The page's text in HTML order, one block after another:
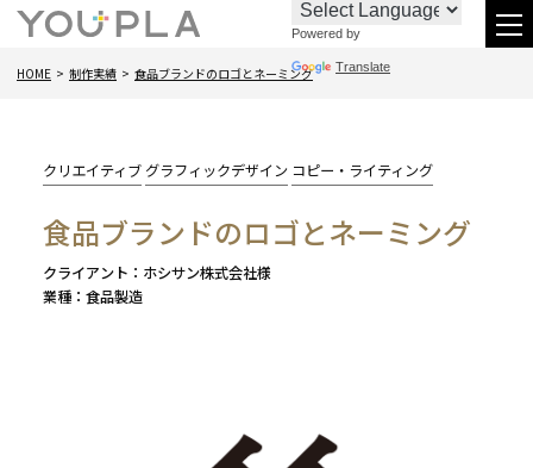
問
わ
せ
096-
288-
Powered by
Translate
HOME 制作実績 食品ブランドのロゴとネーミング
カ
ゴ
クリエイティブ グラフィックデザイン コピー・ライティング
食品ブランドのロゴとネーミング
クライアント
ホシサン株式会社様
業種
食品製造